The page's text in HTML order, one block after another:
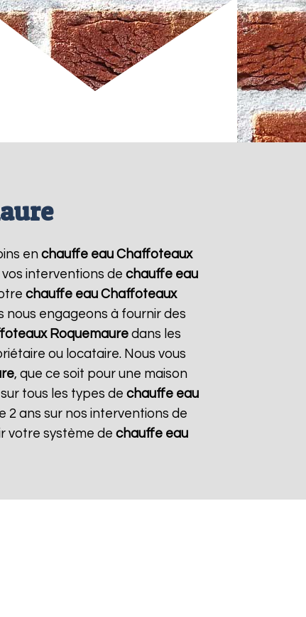
en chauffe eau Chaffoteaux
interventions de chauffe eau
chauffe eau Chaffoteaux
nous engageons à fournir des
Roquemauredans les
ou locataire. Nous vous
, que ce soit pour une maison
tous les types de chauffe eau
2 ans sur nos interventions de
votre système de chauffe eau